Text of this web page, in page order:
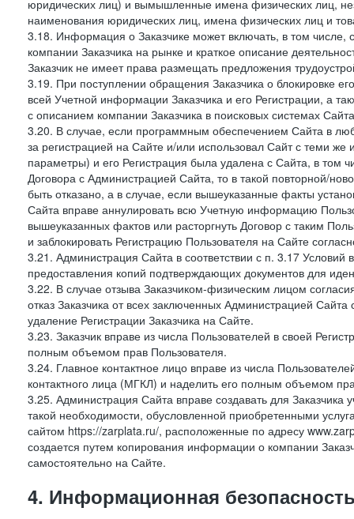
юридических лиц) и вымышленные имена физических лиц,
наименования юридических лиц, имена физических лиц и
3.18. Информация о Заказчике может включать, в том
компании Заказчика на рынке и краткое описание
Заказчик не имеет права размещать предложения
3.19. При поступлении обращения Заказчика о блокировке
всей Учетной информации Заказчика и его Регистрации, а
с описанием компании Заказчика в поисковых системах
3.20. В случае, если программным обеспечением Сайта в
за регистрацией на Сайте и/или использовал Сайт с теми
параметры) и его Регистрация была удалена с Сайта, в том
Договора с Администрацией Сайта, то в такой повторной/
быть отказано, а в случае, если вышеуказанные факты
Сайта вправе аннулировать всю Учетную информацию
вышеуказанных фактов или расторгнуть Договор с таким
и заблокировать Регистрацию Пользователя на Сайте
3.21. Администрация Сайта в соответствии с п. 3.17 Условий
предоставления копий подтверждающих документов для
3.22. В случае отзыва Заказчиком-физическим лицом
отказ Заказчика от всех заключенных Администрацией
удаление Регистрации Заказчика на Сайте.
3.23. Заказчик вправе из числа Пользователей в своей
полным объемом прав Пользователя.
3.24. Главное контактное лицо вправе из числа
контактного лица (МГКЛ) и наделить его полным объемом
3.25. Администрация Сайта вправе создавать для
такой необходимости, обусловленной приобретенными
сайтом https://zarplata.ru/, расположенные по адресу
создается путем копирования информации о компании
самостоятельно на Сайте.
4. Информационная